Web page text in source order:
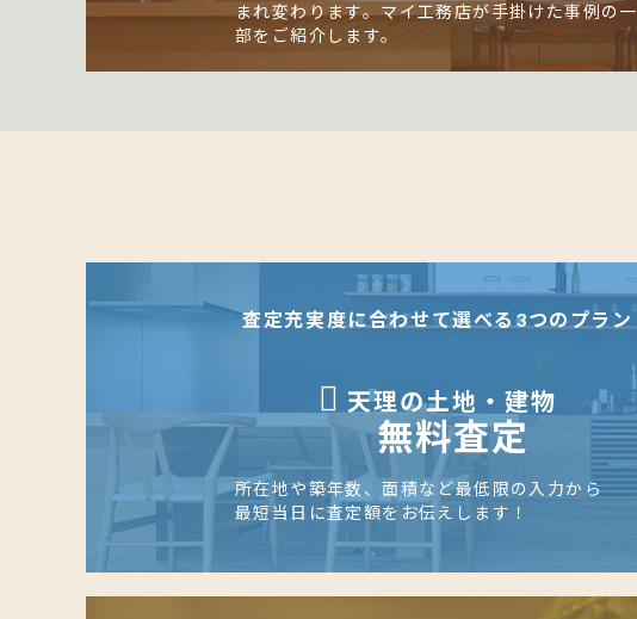
まれ変わります。マイ工務店が手掛けた事例の一
部をご紹介します。
査定充実度に合わせて選べる3つのプラン
天理の土地・建物
無料査定
所在地や築年数、面積など最低限の入力から
最短当日に査定額をお伝えします！